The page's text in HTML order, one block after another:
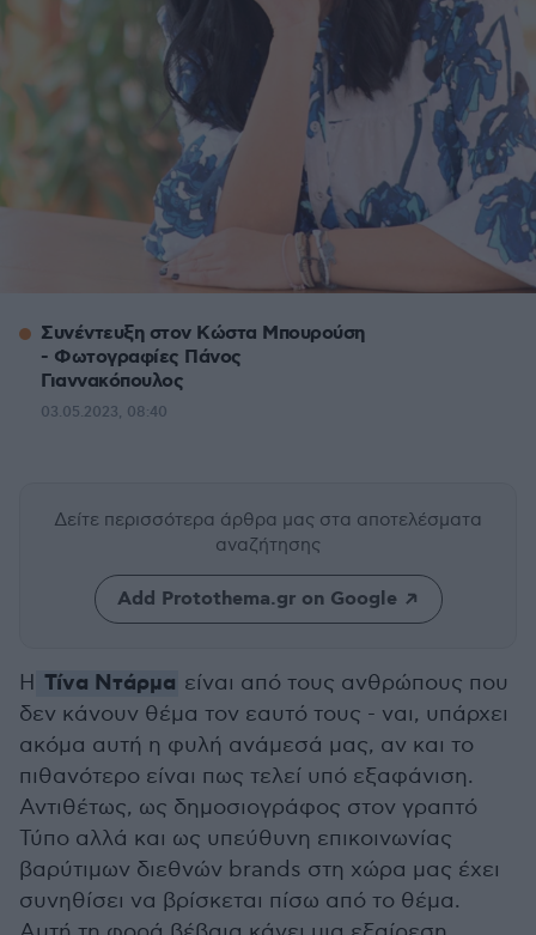
Συνέντευξη στον Κώστα Μπουρούση
- Φωτογραφίες Πάνος
Γιαννακόπουλος
03.05.2023, 08:40
Δείτε περισσότερα άρθρα μας στα αποτελέσματα
αναζήτησης
Add Protothema.gr on Google
Η Τίνα Ντάρμα είναι από τους ανθρώπους που
δεν κάνουν θέμα τον εαυτό τους - ναι, υπάρχει
ακόμα αυτή η φυλή ανάμεσά μας, αν και το
πιθανότερο είναι πως τελεί υπό εξαφάνιση.
Αντιθέτως, ως δημοσιογράφος στον γραπτό
Τύπο αλλά και ως υπεύθυνη επικοινωνίας
βαρύτιμων διεθνών brands στη χώρα μας έχει
συνηθίσει να βρίσκεται πίσω από το θέμα.